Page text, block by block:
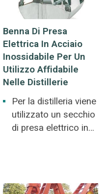
Benna Di Presa
Elettrica In Acciaio
Inossidabile Per Un
Utilizzo Affidabile
Nelle Distillerie
Per la distilleria viene
utilizzato un secchio
di presa elettrico in